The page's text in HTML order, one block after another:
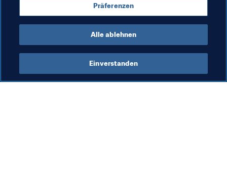
France
Präferenzen
Alle ablehnen
Einverstanden